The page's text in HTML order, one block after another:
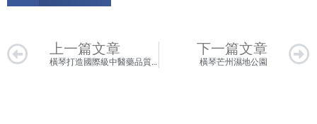
Prev上一篇文章
橫琴打造國際級中醫藥品質控制基地
下一篇文章
橫琴芒州濕地公園